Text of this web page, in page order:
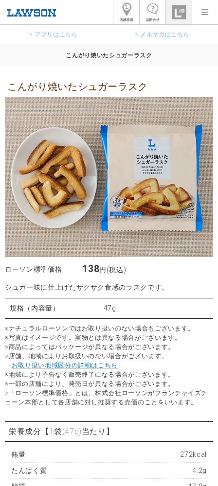
> アプリはこちら > メルマガはこちら
こんがり焼いたシュガーラスク
こんがり焼いたシュガーラスク
ローソン標準価格 138円(税込)
シュガー味に仕上げたサクサク食感のラスクです。
規格（内容量） 47g
※ナチュラルローソンではお取り扱いのない場合もございます。
※写真はイメージです。実物とは異なる場合がございます。
※商品によってはパッケージが異なる場合がございます。
※店舗、地域によりお取扱いのない場合がございます。
お取り扱い地域区分の詳細はこちら
※地域により予告なく販売終了になる場合がございます。
※一部の店舗により、発売日が異なる場合がございます。
※「ローソン標準価格」とは、株式会社ローソンがフランチャイズチ
ェーン本部として各店舗に対し推奨する売価のことをいいます。
栄養成分 【1袋(47g)当たり】
熱量 272kcal
たんぱく質 4.2g